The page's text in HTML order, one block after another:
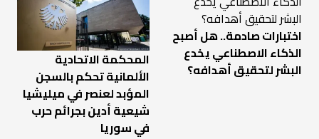
اختبارات صادمة.. هل أصبح
الذكاء الاصطناعي يخدع
البشر لتحقيق أهدافه؟
المحكمة الاتحادية
الألمانية تحكم بالسجن
المؤبد لعنصر في ميليشيا
شيعية أدين بجرائم حرب
في سوريا